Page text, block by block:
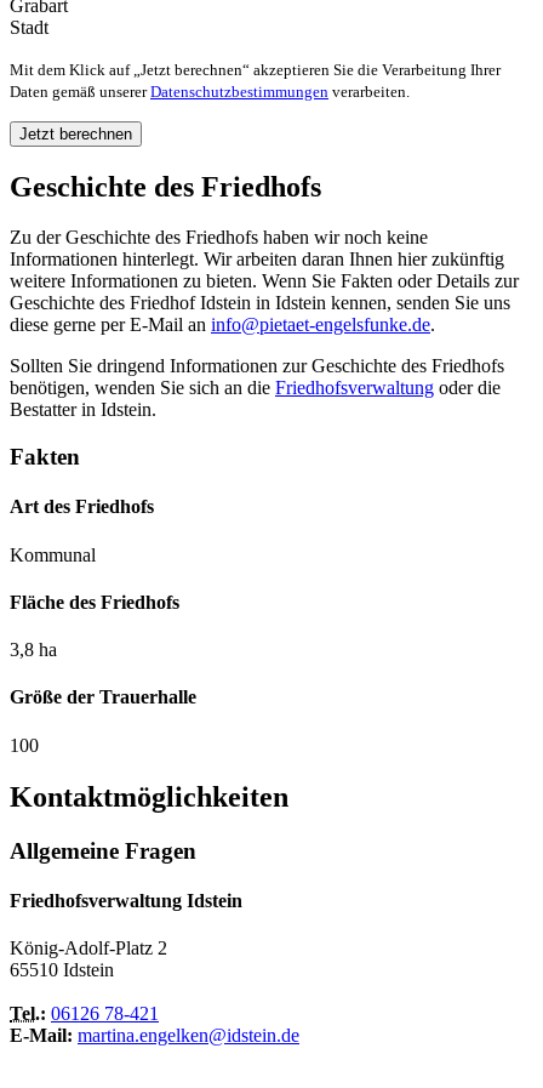
Grabart
Stadt
Mit dem Klick auf „Jetzt berechnen“ akzeptieren Sie die Verarbeitung Ihrer
Daten gemäß unsererDatenschutzbestimmungen verarbeiten.
Geschichte des Friedhofs
Zu der Geschichte des Friedhofs haben wir noch keine
Informationen hinterlegt. Wir arbeiten daran Ihnen hier zukünftig
weitere Informationen zu bieten. Wenn Sie Fakten oder Details zur
Geschichte des Friedhof Idstein in Idstein kennen, senden Sie uns
diese gerne per E-Mail an info@pietaet-engelsfunke.de.
Sollten Sie dringend Informationen zur Geschichte des Friedhofs
benötigen, wenden Sie sich an die Friedhofsverwaltung oder die
Bestatter in Idstein.
Fakten
Art des Friedhofs
Kommunal
Fläche des Friedhofs
3,8 ha
Größe der Trauerhalle
100
Kontaktmöglichkeiten
Allgemeine Fragen
Friedhofsverwaltung Idstein
König-Adolf-Platz 2
65510 Idstein
Tel.: 06126 78-421
E-Mail: martina.engelken@idstein.de